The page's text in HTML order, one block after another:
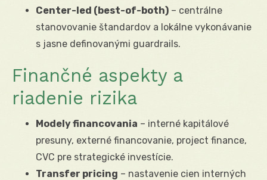
Center-led (best-of-both) – centrálne
stanovovanie štandardov a lokálne vykonávanie
s jasne definovanými guardrails.
Finančné aspekty a
riadenie rizika
Modely financovania – interné kapitálové
presuny, externé financovanie, project finance,
CVC pre strategické investície.
Transfer pricing – nastavenie cien interných